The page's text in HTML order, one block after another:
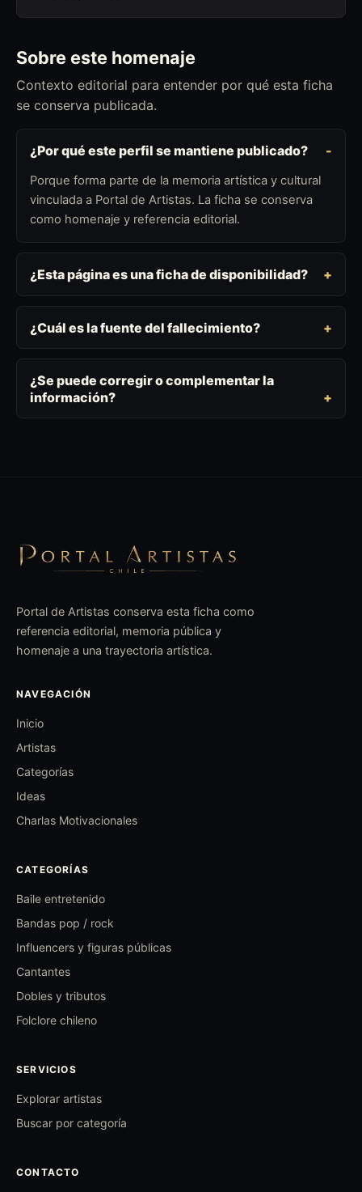
Sobre este homenaje
Contexto editorial para entender por qué esta ficha
se conserva publicada.
¿Por qué este perfil se mantiene publicado?
Porque forma parte de la memoria artística y cultural
vinculada a Portal de Artistas. La ficha se conserva
como homenaje y referencia editorial.
¿Esta página es una ficha de disponibilidad?
¿Cuál es la fuente del fallecimiento?
¿Se puede corregir o complementar la
información?
Portal de Artistas conserva esta ficha como
referencia editorial, memoria pública y
homenaje a una trayectoria artística.
NAVEGACIÓN
Inicio
Artistas
Categorías
Ideas
Charlas Motivacionales
CATEGORÍAS
Baile entretenido
Bandas pop / rock
Influencers y figuras públicas
Cantantes
Dobles y tributos
Folclore chileno
SERVICIOS
Explorar artistas
Buscar por categoría
CONTACTO